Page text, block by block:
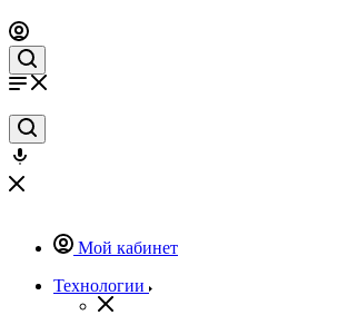
Мой кабинет
Технологии